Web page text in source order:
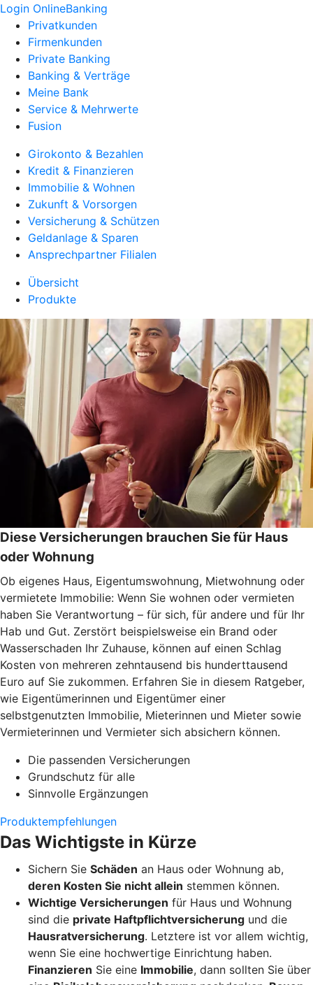
Login OnlineBanking
Privatkunden
Firmenkunden
Private Banking
Banking & Verträge
Meine Bank
Service & Mehrwerte
Fusion
Girokonto & Bezahlen
Kredit & Finanzieren
Immobilie & Wohnen
Zukunft & Vorsorgen
Versicherung & Schützen
Geldanlage & Sparen
Ansprechpartner Filialen
Übersicht
Produkte
Diese Versicherungen brauchen Sie für Haus
oder Wohnung
Ob eigenes Haus, Eigentumswohnung, Mietwohnung oder
vermietete Immobilie: Wenn Sie wohnen oder vermieten
haben Sie Verantwortung – für sich, für andere und für Ihr
Hab und Gut. Zerstört beispielsweise ein Brand oder
Wasserschaden Ihr Zuhause, können auf einen Schlag
Kosten von mehreren zehntausend bis hunderttausend
Euro auf Sie zukommen. Erfahren Sie in diesem Ratgeber,
wie Eigentümerinnen und Eigentümer einer
selbstgenutzten Immobilie, Mieterinnen und Mieter sowie
Vermieterinnen und Vermieter sich absichern können.
Die passenden Versicherungen
Grundschutz für alle
Sinnvolle Ergänzungen
Produktempfehlungen
Das Wichtigste in Kürze
Sichern Sie Schäden an Haus oder Wohnung ab,
deren Kosten Sie nicht allein stemmen können.
Wichtige Versicherungen für Haus und Wohnung
sind die private Haftpflichtversicherung und die
Hausratversicherung. Letztere ist vor allem wichtig,
wenn Sie eine hochwertige Einrichtung haben.
Finanzieren Sie eine Immobilie, dann sollten Sie über